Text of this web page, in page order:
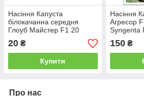
Насіння Капуста
білокачанна середня
Глоуб Майстер F1 20
насінин Takii Seed Агропак
20 ₴
Купити
Насіння
Агресор
Syngenta
насіння
150₴
Про нас